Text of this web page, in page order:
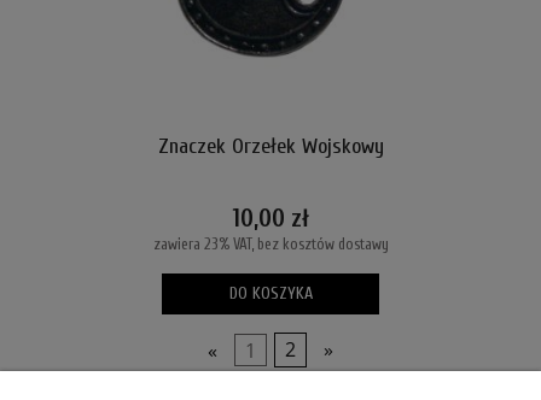
Znaczek Orzełek Wojskowy
10,00 zł
zawiera 23% VAT, bez kosztów dostawy
DO KOSZYKA
« 1 2 »